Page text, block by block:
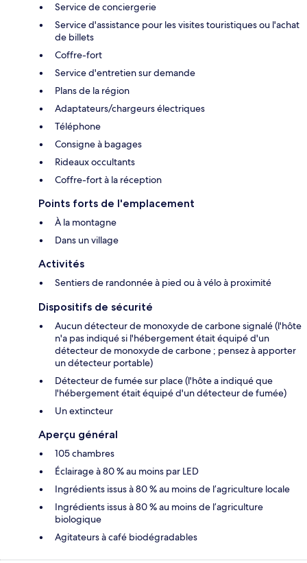
Service de conciergerie
Service d'assistance pour les visites touristiques ou l'achat
de billets
Coffre-fort
Service d'entretien sur demande
Plans de la région
Adaptateurs/chargeurs électriques
Téléphone
Consigne à bagages
Rideaux occultants
Coffre-fort à la réception
Points forts de l'emplacement
À la montagne
Dans un village
Activités
Sentiers de randonnée à pied ou à vélo à proximité
Dispositifs de sécurité
Aucun détecteur de monoxyde de carbone signalé (l'hôte
n'a pas indiqué si l'hébergement était équipé d'un
détecteur de monoxyde de carbone ; pensez à apporter
un détecteur portable)
Détecteur de fumée sur place (l'hôte a indiqué que
l'hébergement était équipé d'un détecteur de fumée)
Un extincteur
Aperçu général
105 chambres
Éclairage à 80 % au moins par LED
Ingrédients issus à 80 % au moins de l’agriculture locale
Ingrédients issus à 80 % au moins de l’agriculture
biologique
Agitateurs à café biodégradables